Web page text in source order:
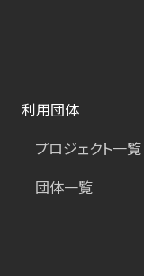
利用団体
プロジェクト一覧
団体一覧